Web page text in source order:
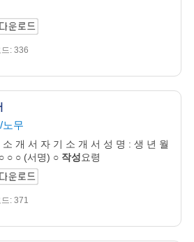
: 336
노무
소 개 서 자 기 소 개 서 성 명 : 생 년 월
○ ○ (서명) ○ 작성요령
: 371